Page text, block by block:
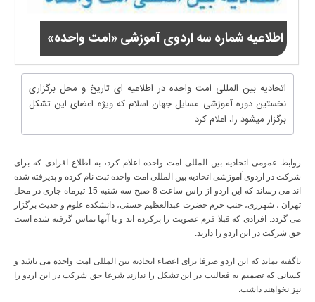
اطلاعیه شماره سه اردوی آموزشی «امت واحده»
اتحادیه بین المللی امت واحده در اطلاعیه ای تاریخ و محل برگزاری
نخستین دوره آموزشی مسایل جهان اسلام که ویژه اعضای این تشکل
برگزار میشود را، اعلام کرد.
روابط عمومی اتحادیه بین المللی امت واحده اعلام کرد، به اطلاع افرادی که برای
شرکت در اردوی آموزشی اتحادیه بین المللی امت واحده ثبت نام کرده و پذیرفته شده
اند می رساند که این اردو از راس ساعت 8 صبح سه شنبه 15 تیرماه جاری در محل
تهران ، شهرری، جنب حرم حضرت عبدالعظیم حسنی، دانشکده علوم و حدیث برگزار
می گردد. افرادی که قبلا فرم عضویت را پرکرده اند و با آنها تماس گرفته شده است
حق شرکت در این اردو را دارند.
ناگفته نماند که این اردو صرفا برای اعضاء اتحادیه بین المللی امت واحده می باشد و
کسانی که تصمیم به فعالیت در این تشکل را ندارند شرعا حق شرکت در این اردو را
نیز نخواهند داشت.